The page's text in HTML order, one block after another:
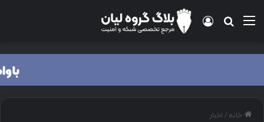
منو جستجو برای
ورود
خانه/ اخبار